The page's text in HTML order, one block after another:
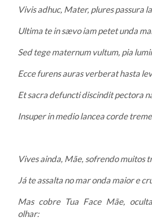
Vivis adhuc, Mater, plures passura
Ultima te in sævo iam petet unda
Sed tege maternum vultum, pia
Ecce furens auras verberat hasta
Et sacra defuncti discindit pectora
Insuper in medio lancea corde
Vives ainda, Mãe, sofrendo muitos
Já te assalta no mar onda maior e
Mas cobre Tua Face Mãe,
olhar: